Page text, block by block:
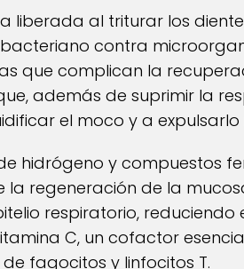
liberada al triturar los
contra
que complican la
además de suprimir la
el moco y a
hidrógeno y compuestos
la regeneración de la
respiratorio, reduciendo
C, un cofactor
fagocitos y linfocitos T.